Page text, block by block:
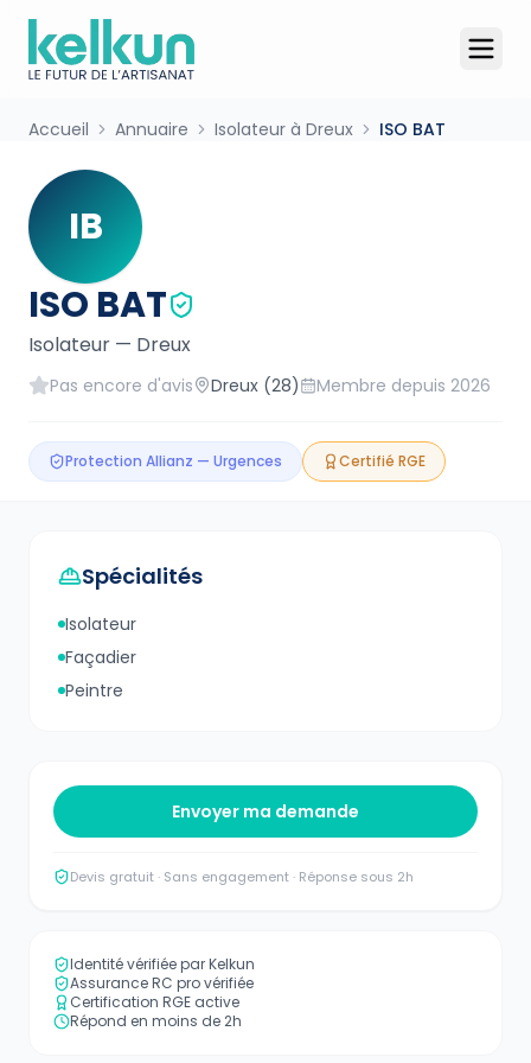
Accueil Annuaire Isolateur à Dreux ISO BAT
IB
ISO BAT
Isolateur — Dreux
Pas encore d'avis Dreux (28) Membre depuis 2026
Protection Allianz — Urgences Certifié RGE
Spécialités
Isolateur
Façadier
Peintre
Envoyer ma demande
Devis gratuit · Sans engagement · Réponse sous 2h
Identité vérifiée par Kelkun
Assurance RC pro vérifiée
Certification RGE active
Répond en moins de 2h